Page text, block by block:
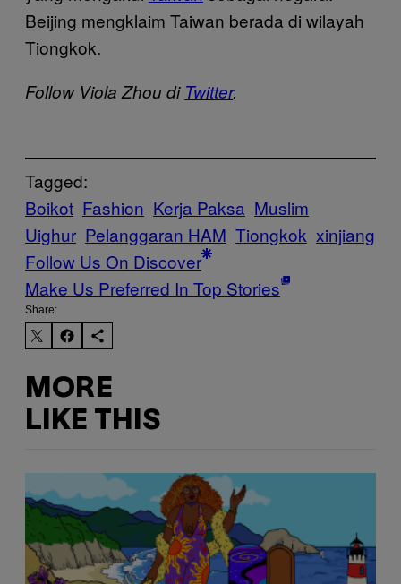
Beijing mengklaim Taiwan berada di wilayah
Tiongkok.
Follow Viola Zhou di Twitter.
Tagged:
Boikot Fashion Kerja Paksa Muslim
Uighur Pelanggaran HAM Tiongkok xinjiang
Follow Us On Discover
Make Us Preferred In Top Stories
Share:
MORE
LIKE THIS